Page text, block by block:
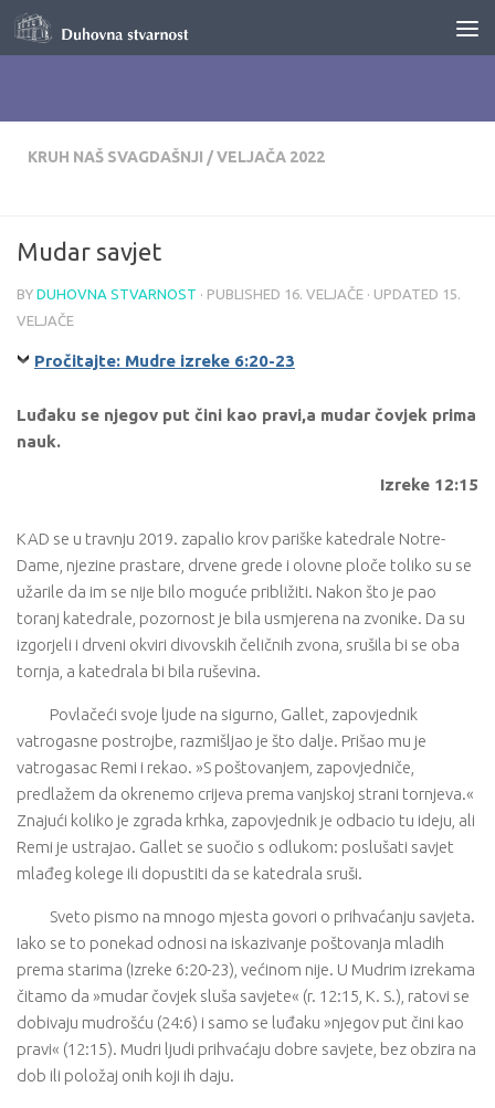
Skip to content
KRUH NAŠ SVAGDAŠNJI /VELJAČA 2022
Mudar savjet
BY DUHOVNA STVARNOST · PUBLISHED 16. VELJAČE · UPDATED 15.
VELJAČE
Pročitajte: Mudre izreke 6:20-23
Luđaku se njegov put čini kao pravi,a mudar čovjek prima
nauk.
Izreke 12:15
KAD se u travnju 2019. zapalio krov pariške katedrale Notre-
Dame, njezine prastare, drvene grede i olovne ploče toliko su se
užarile da im se nije bilo moguće približiti. Nakon što je pao
toranj katedrale, pozornost je bila usmjerena na zvonike. Da su
izgorjeli i drveni okviri divovskih čeličnih zvona, srušila bi se oba
tornja, a katedrala bi bila ruševina.
Povlačeći svoje ljude na sigurno, Gallet, zapovjednik
vatrogasne postrojbe, razmišljao je što dalje. Prišao mu je
vatrogasac Remi i rekao. »S poštovanjem, zapovjedniče,
predlažem da okrenemo crijeva prema vanjskoj strani tornjeva.«
Znajući koliko je zgrada krhka, zapovjednik je odbacio tu ideju, ali
Remi je ustrajao. Gallet se suočio s odlukom: poslušati savjet
mlađeg kolege ili dopustiti da se katedrala sruši.
Sveto pismo na mnogo mjesta govori o prihvaćanju savjeta.
Iako se to ponekad odnosi na iskazivanje poštovanja mladih
prema starima (Izreke 6:20-23), većinom nije. U Mudrim izrekama
čitamo da »mudar čovjek sluša savjete« (r. 12:15, K. S.), ratovi se
dobivaju mudrošću (24:6) i samo se luđaku »njegov put čini kao
pravi« (12:15). Mudri ljudi prihvaćaju dobre savjete, bez obzira na
dob ili položaj onih koji ih daju.